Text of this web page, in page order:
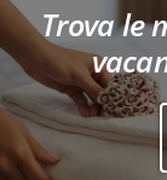
Trova le